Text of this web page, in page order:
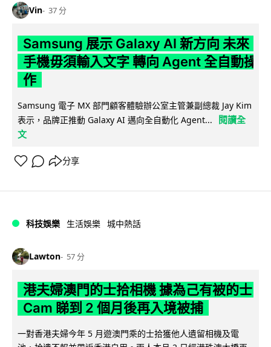
Vin 37 分
Samsung 展示 Galaxy AI 新方向 未來
手機毋須輸入文字 轉向 Agent 全自動操
作
Samsung 電子 MX 部門顧客體驗辦公室主管兼副總裁 Jay Kim
表示，品牌正推動 Galaxy AI 邁向全自動化 Agent...
閱讀全
文
分享
科技娛樂 生活娛樂 城中熱話
Lawton 57 分
港夫婦澳門的士拾相機 據為己有被的士
Cam 睇到 2 個月後再入境被捕
一對香港夫婦今年 5 月遊澳門乘的士拾獲他人遺留相機及電